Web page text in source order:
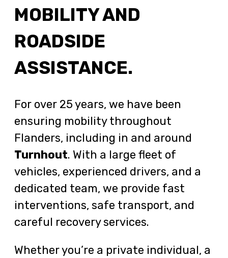
MOBILITY AND
ROADSIDE
ASSISTANCE.
For over 25 years, we have been
ensuring mobility throughout
Flanders, including in and around
Turnhout. With a large fleet of
vehicles, experienced drivers, and a
dedicated team, we provide fast
interventions, safe transport, and
careful recovery services.
Whether you’re a private individual, a